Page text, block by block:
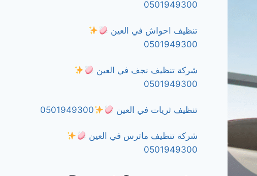
0501949300
تنظيف احواش في العين
0501949300
شركة تنظيف نجف في العين
0501949300
تنظيف ثريات في العين 0501949300
شركة تنظيف ماترس في العين
0501949300